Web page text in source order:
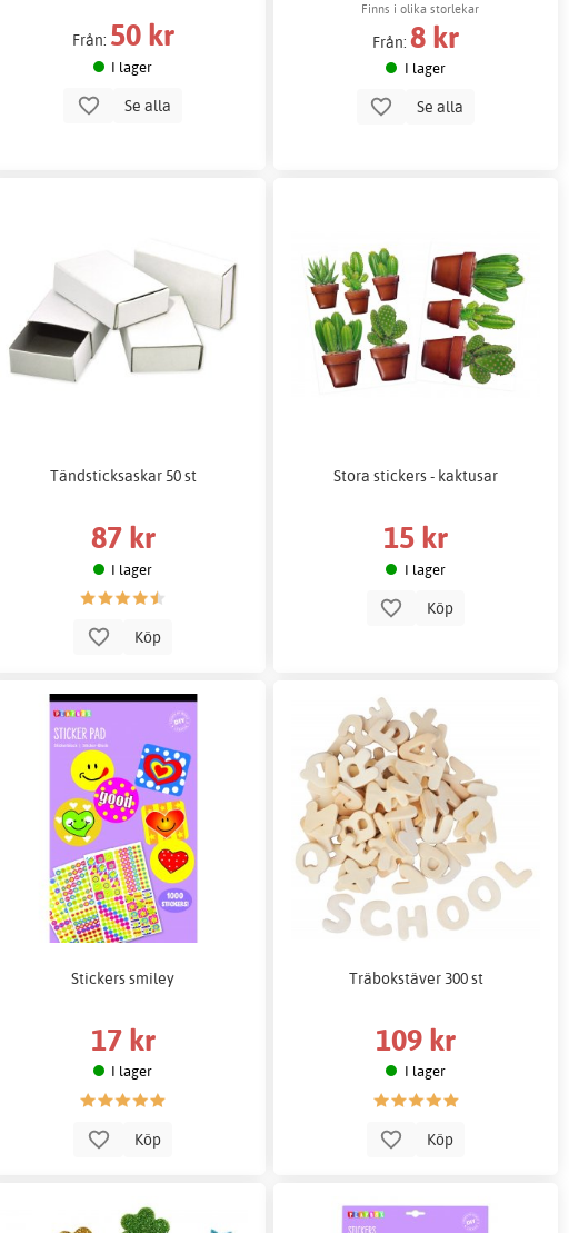
Från: 50 kr
I lager
Se alla
Finns i olika storlekar
Från:8 kr
I lager
Se alla
Tändsticksaskar 50 st
87 kr
I lager
Köp
Stora stickers - kaktusar
15 kr
I lager
Köp
Stickers smiley
17 kr
I lager
Köp
Träbokstäver 300 st
109 kr
I lager
Köp